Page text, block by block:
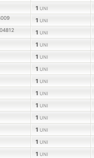
1 UNI
1 UNI
1 UNI
1 UNI
1 UNI
1 UNI
1 UNI
1 UNI
1 UNI
1 UNI
1 UNI
1 UNI
1 UNI